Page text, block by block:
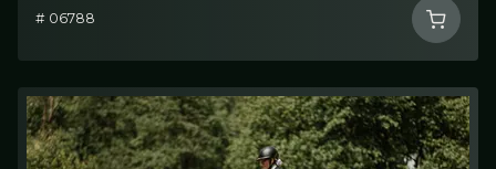
# 06788